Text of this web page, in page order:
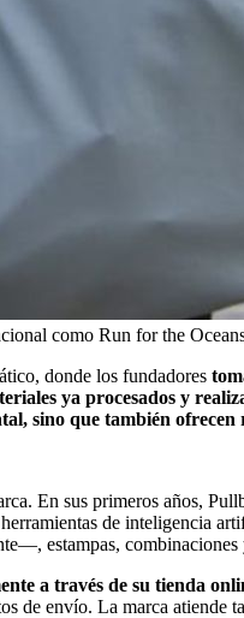
como Run for the
donde los fundadores
ya procesados y
sino que también
En sus primeros años,
de inteligencia
estampas, combinaciones
a través de su tienda
de envío. La marca